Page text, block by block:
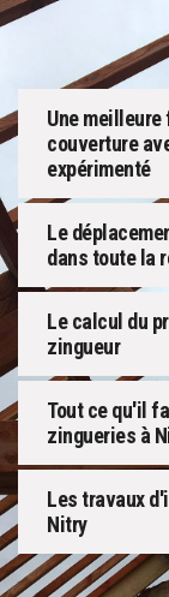
Une
couverture
expérimenté
Le
dans toute la
Le calcul du
zingueur
Tout ce qu'il
zingueries à
Les travaux
Nitry